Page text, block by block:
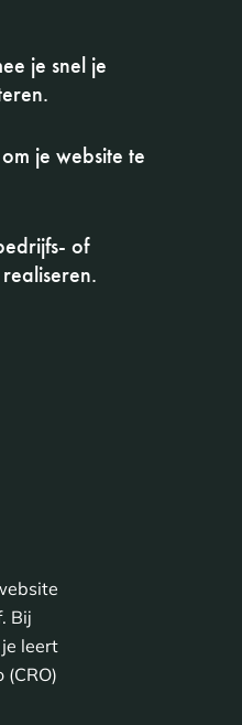
je snel je
je website te
of
Bij
leert